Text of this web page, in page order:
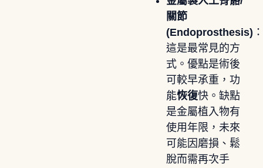
關節
(Endoprosthesis) ：
這是最常見的方
式。優點是術後
可較早承重，功
能恢復快。缺點
是金屬植入物有
使用年限，未來
可能因磨損、鬆
脫而需再次手